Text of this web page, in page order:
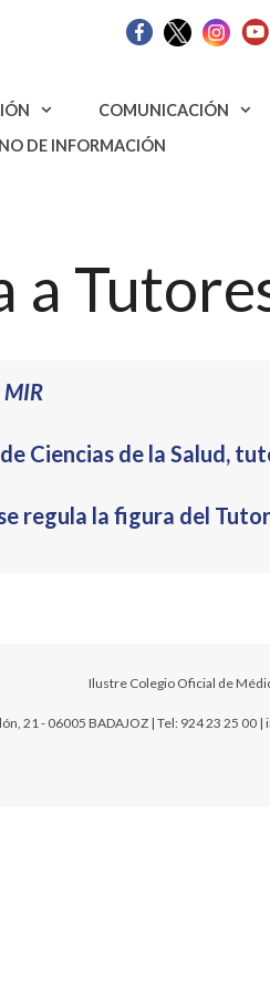
COMUNICACIÓN
DE INFORMACIÓN
a
MIR
Ciencias de la Salud,
regula la figura del
Ilustre Colegio Oficial de
21 - 06005 BADAJOZ | Tel: 924 23 25